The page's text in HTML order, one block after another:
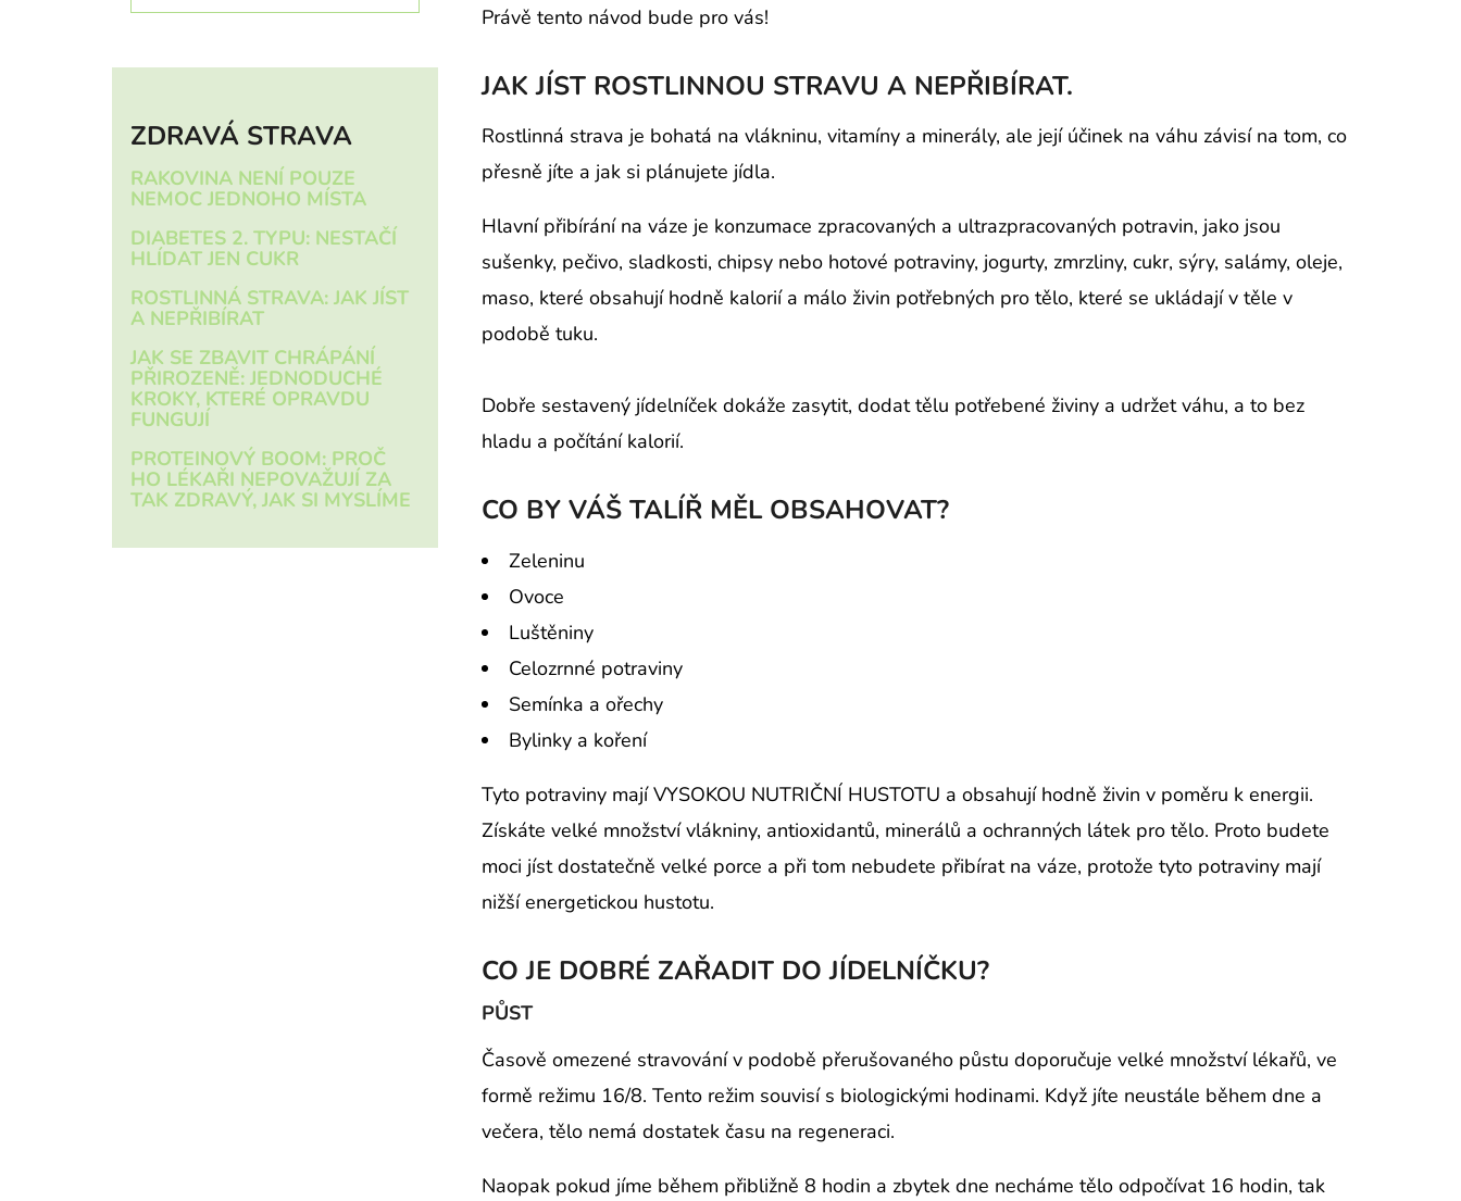
A
ZDRAVÁ STRAVA
RAKOVINA NENÍ POUZE
NEMOC JEDNOHO MÍSTA
DIABETES 2. TYPU: NESTAČÍ
HLÍDAT JEN CUKR
ROSTLINNÁ STRAVA: JAK JÍST
A NEPŘIBÍRAT
JAK SE ZBAVIT CHRÁPÁNÍ
PŘIROZENĚ: JEDNODUCHÉ
KROKY, KTERÉ OPRAVDU
FUNGUJÍ
PROTEINOVÝ BOOM: PROČ
HO LÉKAŘI NEPOVAŽUJÍ ZA
TAK ZDRAVÝ, JAK SI MYSLÍME
Právě tento návod bude pro vás!
JAK JÍST ROSTLINNOU STRAVU A NEPŘIBÍRAT.
Rostlinná strava je bohatá na vlákninu, vitamíny a minerály, ale její účinek na váhu závisí na tom, co
přesně jíte a jak si plánujete jídla.
Hlavní přibírání na váze je konzumace zpracovaných a ultrazpracovaných potravin, jako jsou
sušenky, pečivo, sladkosti, chipsy nebo hotové potraviny, jogurty, zmrzliny, cukr, sýry, salámy, oleje,
maso, které obsahují hodně kalorií a málo živin potřebných pro tělo, které se ukládají v těle v
podobě tuku.
Dobře sestavený jídelníček dokáže zasytit, dodat tělu potřebené živiny a udržet váhu, a to bez
hladu a počítání kalorií.
CO BY VÁŠ TALÍŘ MĚL OBSAHOVAT?
Zeleninu
Ovoce
Luštěniny
Celozrnné potraviny
Semínka a ořechy
Bylinky a koření
Tyto potraviny mají VYSOKOU NUTRIČNÍ HUSTOTU a obsahují hodně živin v poměru k energii.
Získáte velké množství vlákniny, antioxidantů, minerálů a ochranných látek pro tělo. Proto budete
moci jíst dostatečně velké porce a při tom nebudete přibírat na váze, protože tyto potraviny mají
nižší energetickou hustotu.
CO JE DOBRÉ ZAŘADIT DO JÍDELNÍČKU?
PŮST
Časově omezené stravování v podobě přerušovaného půstu doporučuje velké množství lékařů, ve
formě režimu 16/8. Tento režim souvisí s biologickými hodinami. Když jíte neustále během dne a
večera, tělo nemá dostatek času na regeneraci.
Naopak pokud jíme během přibližně 8 hodin a zbytek dne necháme tělo odpočívat 16 hodin, tak